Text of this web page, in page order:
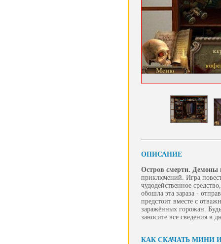
ОПИСАНИЕ
Остров смерти. Демоны
приключений. Игра
чудодейственное
обошла эта зараза -
предстоит вместе с
заражённых горожан.
заносите все сведения в
КАК СКАЧАТЬ МИНИ